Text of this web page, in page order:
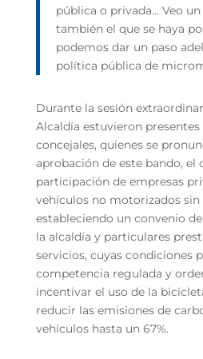
pública o privada… Veo
también el que se haya
podemos dar un paso
política pública de
Durante la sesión
Alcaldía estuvieron presentes
concejales, quienes se
aprobación de este bando, el
participación de empresas
vehículos no motorizados sin
estableciendo un convenio
la alcaldía y particulares
servicios, cuyas condiciones
competencia regulada y
incentivar el uso de la
reducir las emisiones de
vehículos hasta un 67%.